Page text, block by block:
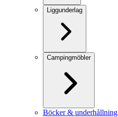
Liggunderlag
Campingmöbler
Böcker & underhållning